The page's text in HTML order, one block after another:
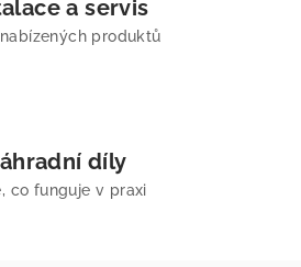
a servis
produktů
díly
co funguje v praxi